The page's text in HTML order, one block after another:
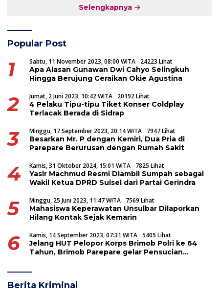
Selengkapnya
Popular Post
1 Sabtu, 11 November 2023, 08:00 WITA 24223 Lihat
Apa Alasan Gunawan Dwi Cahyo Selingkuh
Hingga Berujung Ceraikan Okie Agustina
2 Jumat, 2 Juni 2023, 10:42 WITA 20192 Lihat
4 Pelaku Tipu-tipu Tiket Konser Coldplay
Terlacak Berada di Sidrap
3 Minggu, 17 September 2023, 20:14 WITA 7947 Lihat
Besarkan Mr. P dengan Kemiri, Dua Pria di
Parepare Berurusan dengan Rumah Sakit
4 Kamis, 31 Oktober 2024, 15:01 WITA 7825 Lihat
Yasir Machmud Resmi Diambil Sumpah sebagai
Wakil Ketua DPRD Sulsel dari Partai Gerindra
5 Minggu, 25 Juni 2023, 11:47 WITA 7569 Lihat
Mahasiswa Keperawatan Unsulbar Dilaporkan
Hilang Kontak Sejak Kemarin
6 Kamis, 14 September 2023, 07:31 WITA 5405 Lihat
Jelang HUT Pelopor Korps Brimob Polri ke 64
Tahun, Brimob Parepare gelar Pensucian
Berita Kriminal